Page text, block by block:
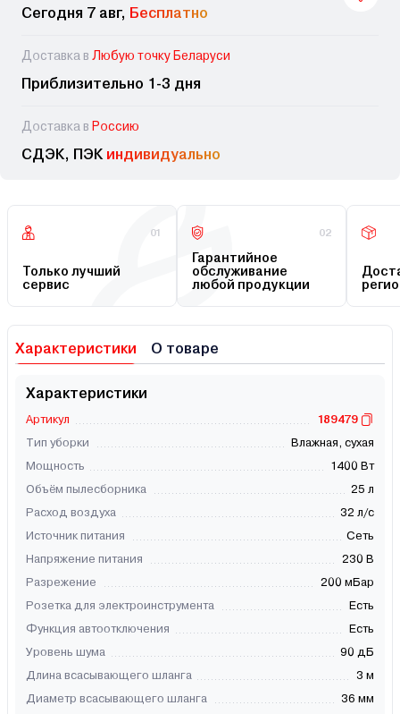
Сегодня 7 авг, Бесплатно
Доставка в Любую точку Беларуси
Приблизительно 1-3 дня
Доставка в Россию
СДЭК, ПЭК индивидуально
01
Только лучший
сервис
02
Гарантийное
обслуживание
любой продукции
Характеристики О товаре
Характеристики
Артикул
189479
Тип уборки
Влажная, сухая
Мощность
1400 Вт
Объём пылесборника
25 л
Расход воздуха
32 л/с
Источник питания
Сеть
Напряжение питания
230 В
Разрежение
200 мБар
Розетка для электроинструмента
Есть
Функция автоотключения
Есть
Уровень шума
90 дБ
Длина всасывающего шланга
3 м
Диаметр всасывающего шланга
36 мм